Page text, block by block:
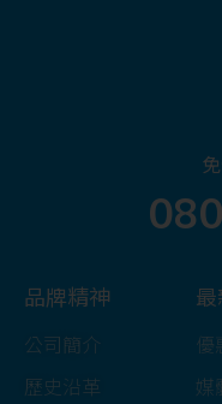
品牌精神
公司簡介
歷史沿革
優
媒